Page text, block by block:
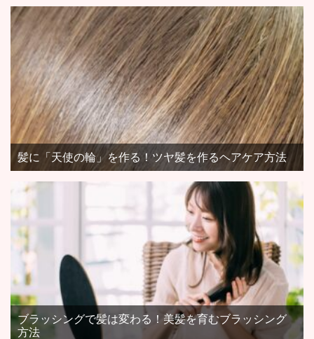
髪に「天使の輪」を作る！ツヤ髪を作るヘアケア方法
ブラッシングで髪は変わる！美髪を育むブラッシング
方法